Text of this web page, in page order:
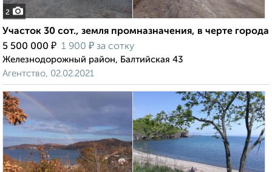
2
Участок 30 сот., земля промназначения, в черте города
5 500 000 ₽ 1 900 ₽ за сотку
Железнодорожный район, Балтийская 43
Агентство, 02.02.2021